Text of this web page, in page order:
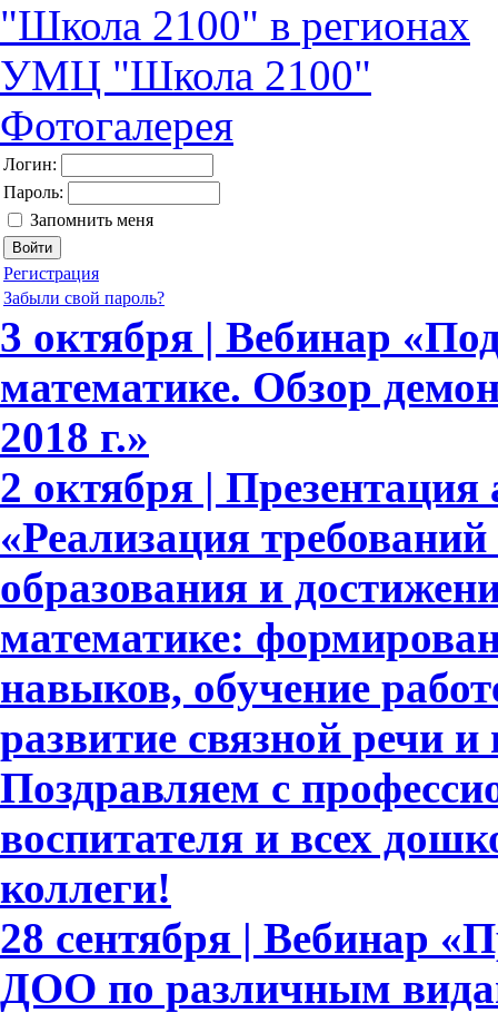
"Школа 2100" в регионах
УМЦ "Школа 2100"
Фотогалерея
Логин:
Пароль:
Запомнить меня
Регистрация
Забыли свой пароль?
3 октября | Вебинар
математике. Обзор
2018 г.»
2 октября | Презентация
«Реализация
образования и
математике:
навыков, обучение
развитие связной речи
Поздравляем с
воспитателя и всех
коллеги!
28 сентября | Вебинар
ДОО по различным